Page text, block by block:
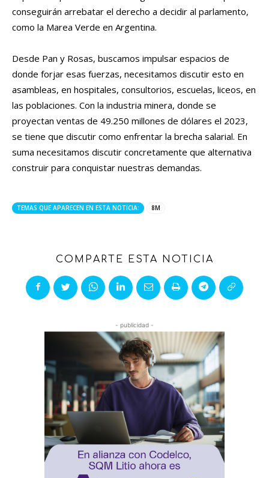
conseguirán arrebatar el derecho a decidir al parlamento,
como la Marea Verde en Argentina.
Desde Pan y Rosas, buscamos impulsar espacios de
donde forjar esas fuerzas, necesitamos discutir esto en
asambleas, en hospitales, consultorios, escuelas, liceos, en
las poblaciones. Con la industria minera, donde se
proyectan ventas de 49.250 millones de dólares el 2023,
se tiene que discutir como enfrentar la brecha salarial. En
suma necesitamos discutir concretamente que alternativa
construir para conquistar nuestras demandas.
TEMAS QUE APARECEN EN ESTA NOTICIA: 8M
COMPARTE ESTA NOTICIA
- publicidad -